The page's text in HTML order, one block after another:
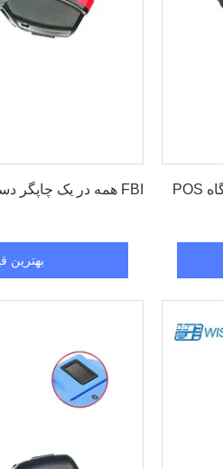
خواننده اثر انگشت ترمینال POS هوشمند ، دستگاه POS
FBI همه در یک چاپگر دستی PDA ترمینال هوشمند POS
بهترین